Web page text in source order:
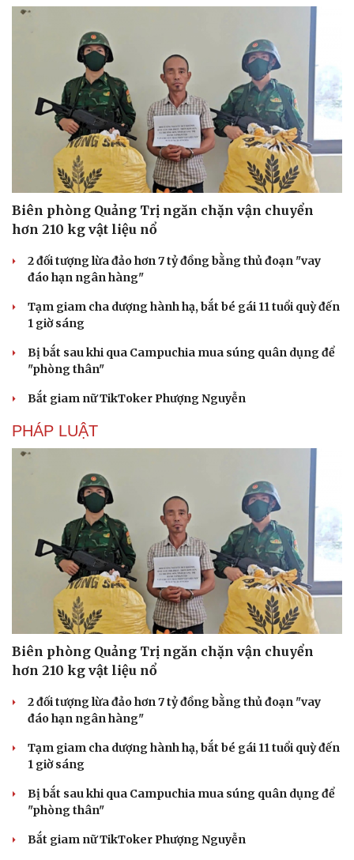
Du lịch
Tư vấn
check-in
Podcast
Cửa sổ tình yêu
Biên phòng Quảng Trị ngăn chặn vận chuyển
hơn 210 kg vật liệu nổ
2 đối tượng lừa đảo hơn 7 tỷ đồng bằng thủ đoạn "vay
đáo hạn ngân hàng"
Tạm giam cha dượng hành hạ, bắt bé gái 11 tuổi quỳ đến
1 giờ sáng
Bị bắt sau khi qua Campuchia mua súng quân dụng để
"phòng thân"
Bắt giam nữ TikToker Phượng Nguyễn
PHÁP LUẬT
Biên phòng Quảng Trị ngăn chặn vận chuyển
hơn 210 kg vật liệu nổ
2 đối tượng lừa đảo hơn 7 tỷ đồng bằng thủ đoạn "vay
đáo hạn ngân hàng"
Tạm giam cha dượng hành hạ, bắt bé gái 11 tuổi quỳ đến
1 giờ sáng
Bị bắt sau khi qua Campuchia mua súng quân dụng để
"phòng thân"
Bắt giam nữ TikToker Phượng Nguyễn